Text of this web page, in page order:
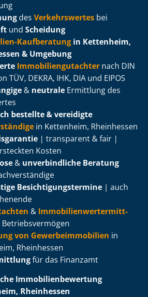
des Verkehrswertes bei
und Scheidung
Kaufberatung in Kettenheim,
& Umgebung
Im­mo­bi­li­en­gut­ach­ter nach DIN
TÜV, DEKRA, IHK, DIA und EIPOS
& neutrale Ermittlung des
bestellte & vereidigte
in Kettenheim, Rheinhessen
| transparent & fair |
Kosten
& unverbindliche Beratung
Be­sich­ti­gungs­ter­mi­ne | auch
& Im­mo­bi­li­en­wert­ermitt­
von Ge­wer­be­im­mo­bi­li­en in
Rheinhessen
für das Finanzamt
Im­mo­bi­li­en­be­wer­tung
Rheinhessen